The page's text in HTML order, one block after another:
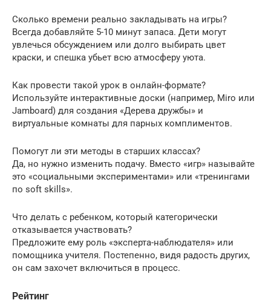
Сколько времени реально закладывать на игры?
Всегда добавляйте 5-10 минут запаса. Дети могут
увлечься обсуждением или долго выбирать цвет
краски, и спешка убьет всю атмосферу уюта.
Как провести такой урок в онлайн-формате?
Используйте интерактивные доски (например, Miro или
Jamboard) для создания «Дерева дружбы» и
виртуальные комнаты для парных комплиментов.
Помогут ли эти методы в старших классах?
Да, но нужно изменить подачу. Вместо «игр» называйте
это «социальными экспериментами» или «тренингами
по soft skills».
Что делать с ребенком, который категорически
отказывается участвовать?
Предложите ему роль «эксперта-наблюдателя» или
помощника учителя. Постепенно, видя радость других,
он сам захочет включиться в процесс.
Рейтинг